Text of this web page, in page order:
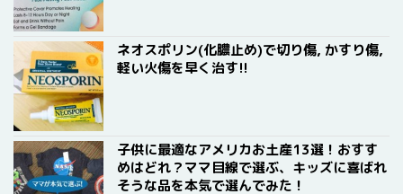
ネオスポリン(化膿止め)で切り傷, かすり傷,
軽い火傷を早く治す!!
子供に最適なアメリカお土産13選！おすす
めはどれ？ママ目線で選ぶ、キッズに喜ばれ
そうな品を本気で選んでみた！